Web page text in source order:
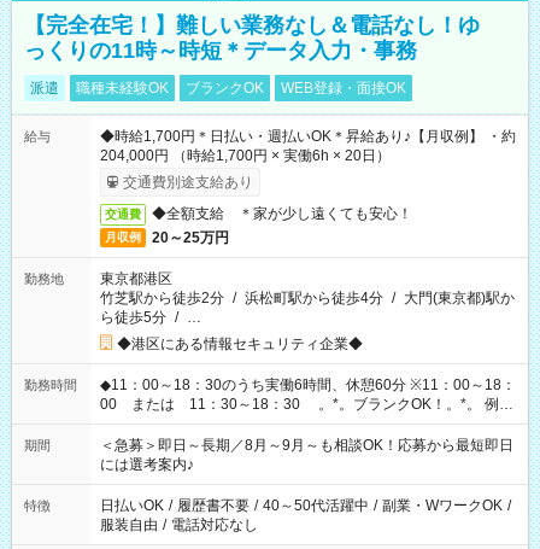
【完全在宅！】難しい業務なし＆電話なし！ゆ
っくりの11時～時短＊データ入力・事務
派遣 職種未経験OK ブランクOK WEB登録・面接OK
給与
◆時給1,700円＊日払い・週払いOK＊昇給あり♪【月収例】 ・約
204,000円 （時給1,700円 × 実働6h × 20日）
交通費別途支給あり
交通費 ◆全額支給 ＊家が少し遠くても安心！
月収例 20～25万円
勤務地
東京都港区
竹芝駅から徒歩2分 / 浜松町駅から徒歩4分 / 大門(東京都)駅か
ら徒歩5分 / …
◆港区にある情報セキュリティ企業◆
勤務時間
◆11：00～18：30のうち実働6時間、休憩60分 ※11：00～18：
00 または 11：30～18：30 。*。ブランクOK！。*。 例え
ば前職が、 在宅/財団法人/事務/コールセンター/受付/販売/カフェ
スタッフ スイーツ販売/ホテルフロント/化粧品販売/など 様々な
業界から入社して活躍されています♪
期間
＜急募＞即日～長期／8月～9月～も相談OK！応募から最短即日
には選考案内♪
特徴 日払いOK / 履歴書不要 / 40～50代活躍中 / 副業・WワークOK /
服装自由 / 電話対応なし